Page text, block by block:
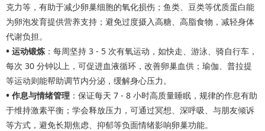
克力等，有助于减少卵巢细胞的氧化损伤；鱼类、豆类等优质蛋白能
为卵泡发育提供营养支持；避免过度摄入高糖、高脂食物，减轻身体
代谢负担。
• 运动锻炼 ：每周坚持 3 - 5 次有氧运动，如快走、游泳、骑自行车，
每次 30 分钟以上，可促进血液循环，改善卵巢血供；瑜伽、普拉提
等运动则能帮助调节内分泌，缓解身心压力。
• 作息与情绪管理 ：保证每天 7 - 8 小时高质量睡眠，规律的作息有助
于维持激素平衡；学会释放压力，可通过冥想、深呼吸、与朋友倾诉
等方式，避免长期焦虑、抑郁等负面情绪影响卵巢功能。